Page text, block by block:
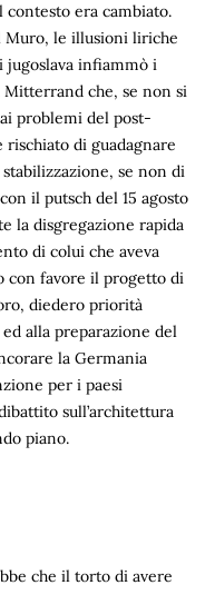
contesto era cambiato.
Muro, le illusioni liriche
jugoslava infiammò i
che, se non si
problemi del post-
di guadagnare
se non di
il putsch del 15 agosto
la disgregazione rapida
di colui che aveva
con favore il progetto di
diedero priorità
alla preparazione del
la Germania
per i paesi
sull’architettura
piano.
che il torto di avere